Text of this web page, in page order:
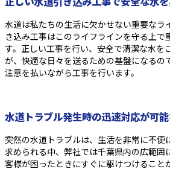
水道は私たちの生活に欠かせない重要なラ
き込み工事はこのライフラインを守る上で
す。正しい工事を行い、安全で清潔な水を
が、快適な日々を送るための基盤になるの
注意を払いながら工事を行います。
水道トラブル発生時の迅速対応が可
突然の水道トラブルは、生活を非常に不便
求められる中、弊社では千葉県内の広範囲
客様が困ったときにすぐに駆けつけること